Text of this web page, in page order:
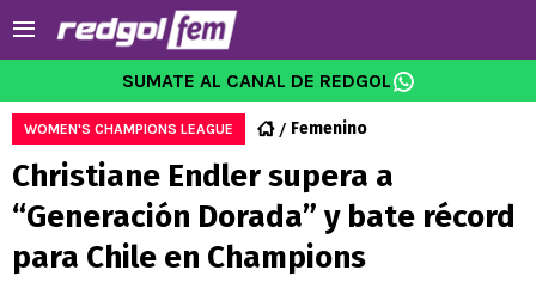
SUMATE AL CANAL DE REDGOL
WOMEN'S CHAMPIONS LEAGUE Femenino
Christiane Endler supera a
“Generación Dorada” y bate récord
para Chile en Champions